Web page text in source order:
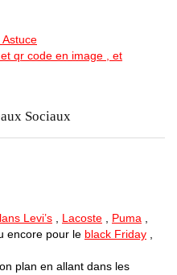
qr code en image , et
Sociaux
Levi’s Lacoste Puma
encore pour le black Friday
plan en allant dans les